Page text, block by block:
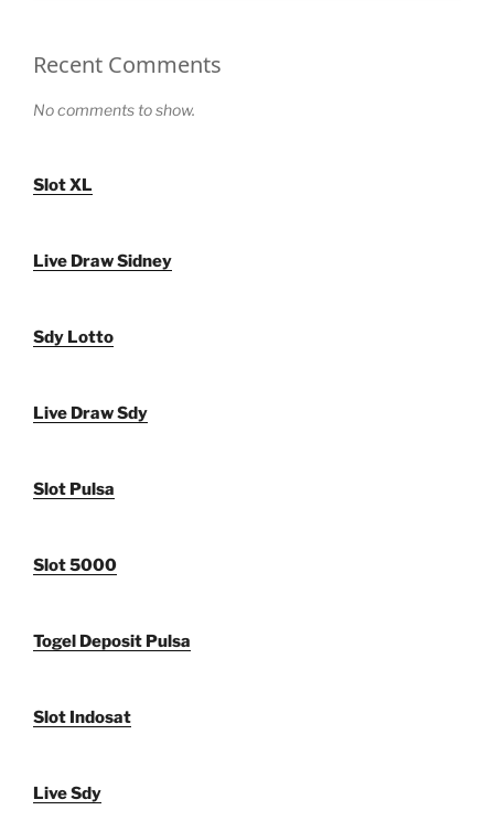
Recent Comments
No comments to show.
Slot XL
Live Draw Sidney
Sdy Lotto
Live Draw Sdy
Slot Pulsa
Slot 5000
Togel Deposit Pulsa
Slot Indosat
Live Sdy